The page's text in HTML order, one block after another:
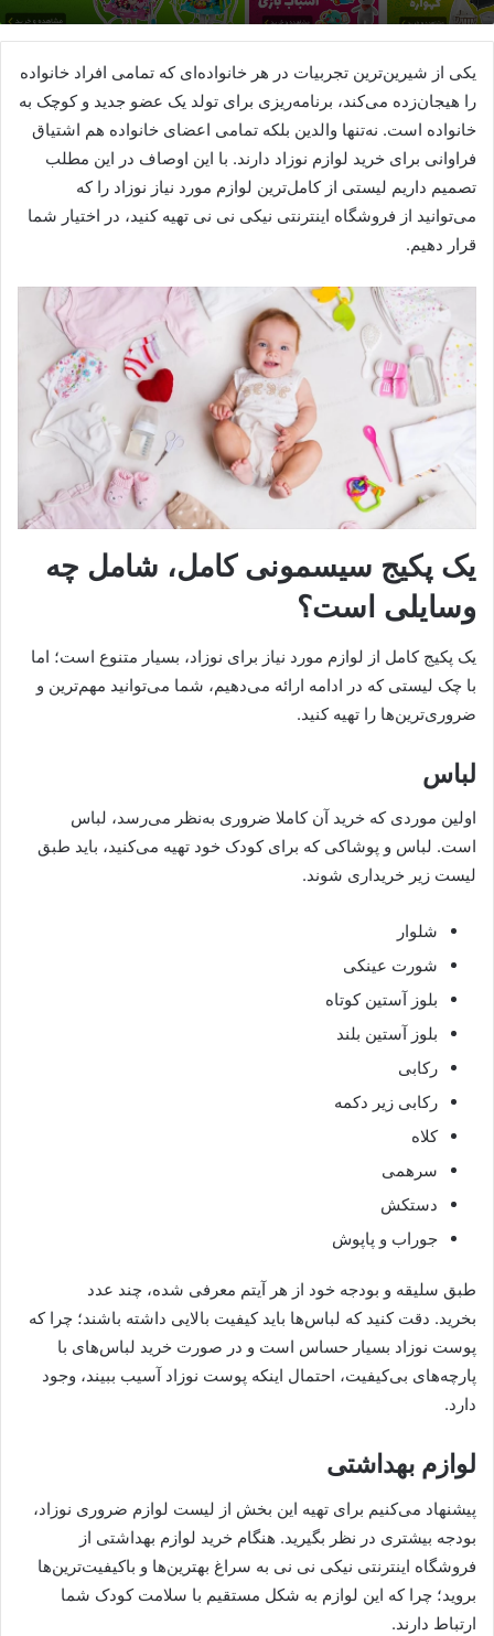
یکی از شیرین‌ترین تجربیات در هر‌ خانواده‌ای که تمامی افراد خانواده
را هیجان‌زده می‌کند، برنامه‌ریزی برای تولد یک عضو جدید و کوچک به‌
خانواده است. نه‌‌تنها والدین بلکه تمامی اعضای خانواده هم اشتیاق
فراوانی برای خرید لوازم نوزاد دارند. با این اوصاف در این مطلب
تصمیم داریم لیستی از کامل‌ترین لوازم مورد نیاز نوزاد را که
می‌توانید از فروشگاه اینترنتی نیکی‌ نی نی تهیه کنید، در اختیار شما
قرار دهیم.
یک پکیج سیسمونی کامل، شامل چه
وسایلی است؟
یک پکیج کامل از لوازم مورد نیاز برای نوزاد، بسیار متنوع است؛ اما
با چک لیستی که در ادامه ارائه می‌دهیم، شما می‌توانید مهم‌ترین و
ضروری‌ترین‌ها را تهیه کنید.
لباس
اولین موردی که خرید آن کاملا ضروری به‌نظر می‌رسد، لباس
است. لباس و پوشاکی که برای کودک خود تهیه می‌کنید، باید طبق
لیست زیر خریداری شوند.
شلوار
شورت عینکی
بلوز آستین کوتاه
بلوز آستین بلند
رکابی
رکابی زیر دکمه
کلاه
سرهمی
دستکش
جوراب و پاپوش
طبق سلیقه و بودجه خود از هر آیتم معرفی شده، چند عدد
بخرید. دقت کنید که لباس‌ها باید کیفیت بالایی داشته باشند؛ چرا که
پوست نوزاد بسیار حساس است و در صورت خرید لباس‌های با
پارچه‌های بی‌کیفیت، احتمال اینکه پوست نوزاد آسیب ببیند، وجود
دارد.
لوازم بهداشتی
پیشنهاد می‌کنیم برای تهیه این بخش از لیست لوازم ضروری نوزاد،
بودجه بیشتری در نظر بگیرید. هنگام خرید لوازم بهداشتی از
فروشگاه اینترنتی نیکی نی نی به سراغ بهترین‌ها و باکیفیت‌ترین‌ها
بروید؛ چرا که این لوازم به شکل مستقیم با سلامت کودک شما
ارتباط دارند.